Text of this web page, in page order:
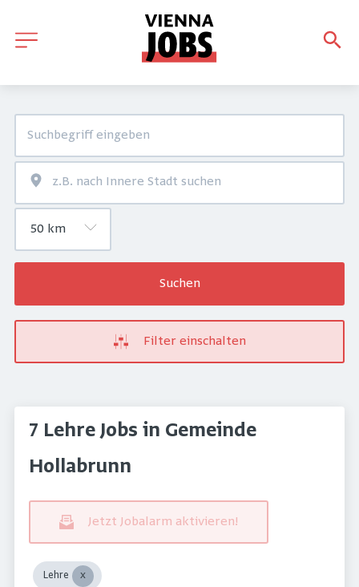
Suchen
Filter einschalten
7 Lehre Jobs in Gemeinde
Hollabrunn
Jetzt Jobalarm aktivieren!
Lehre